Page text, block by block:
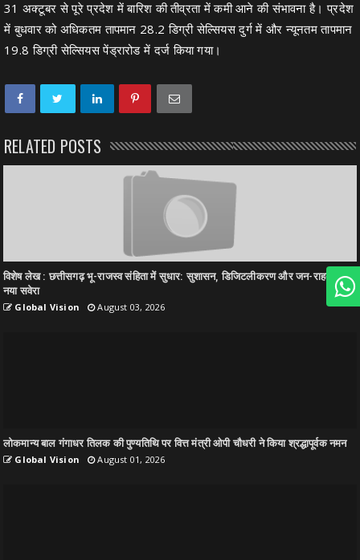
31 अक्टूबर से पूरे प्रदेश में बारिश की तीव्रता में कमी आने की संभावना है। प्रदेश
में बुधवार को अधिकतम तापमान 28.2 डिग्री सेल्सियस दुर्ग में और न्यूनतम तापमान
19.8 डिग्री सेल्सियस पेंड्रारोड में दर्ज किया गया।
RELATED POSTS
विशेष लेख : छत्तीसगढ़ भू-राजस्व संहिता में सुधार: सुशासन, डिजिटलीकरण और जन-राहत का
नया सवेरा
Global Vision August 03, 2026
लोकमान्य बाल गंगाधर तिलक की पुण्यतिथि पर वित्त मंत्री ओपी चौधरी ने किया श्रद्धापूर्वक नमन
Global Vision August 01, 2026